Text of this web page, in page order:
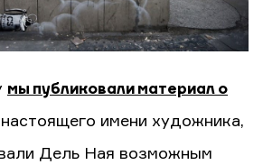
мы публиковали материал о
настоящего имени художника,
Дель Ная возможным